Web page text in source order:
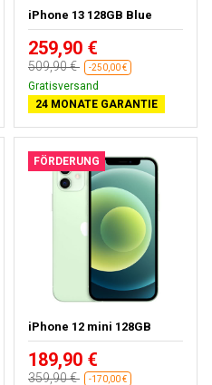
iPhone 13 128GB Blue
259,90 €
509,90 € -250,00 €
Kostenloses Geschenk
24 MONATE GARANTIE
FÖRDERUNG
iPhone 12 mini 128GB
189,90 €
359,90 € -170,00 €